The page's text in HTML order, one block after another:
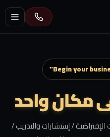
مكان واحد
/ إستشارات والتدريب /